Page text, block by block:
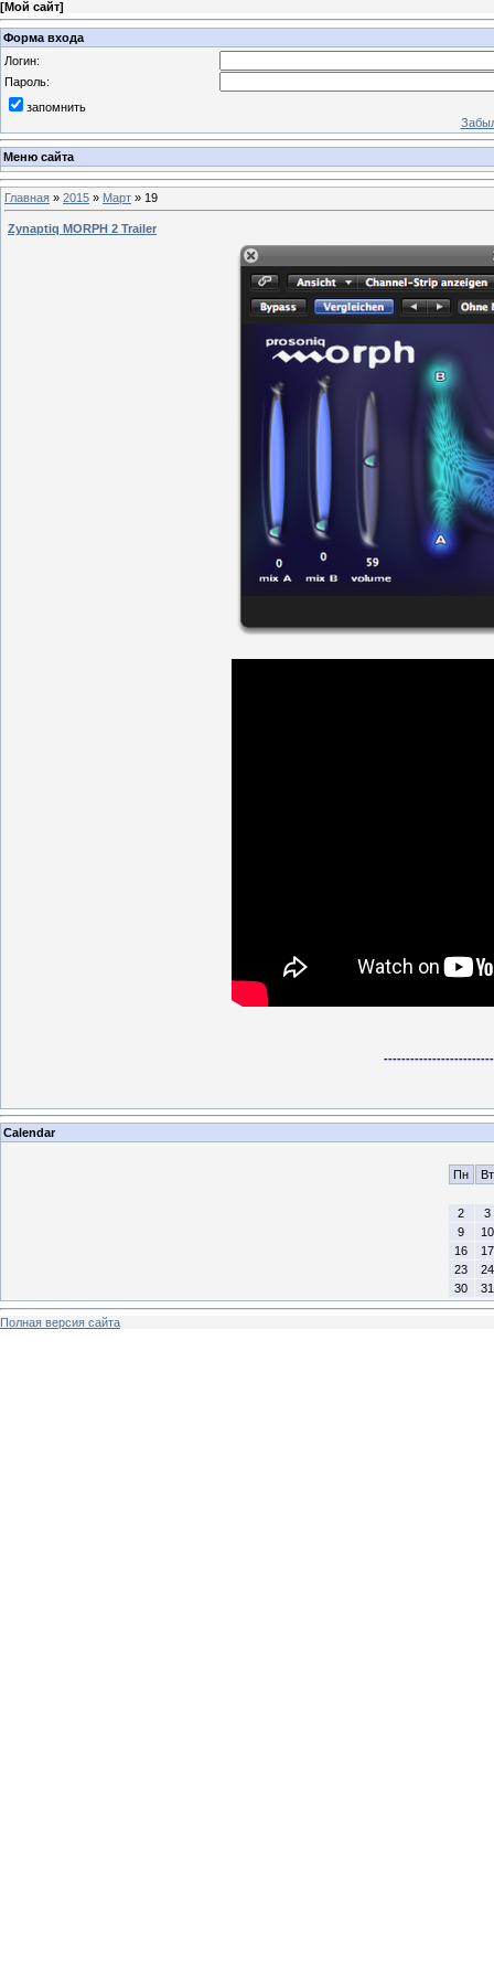
[Мой сайт]
Форма входа
Логин:
Пароль:
запомнить
Меню сайта
Главная » 2015 » Март » 19
Zynaptiq MORPH 2 Trailer
Calendar
Пн Вт
2
3
9
10
16
17
23
24
30
31
Полная версия сайта